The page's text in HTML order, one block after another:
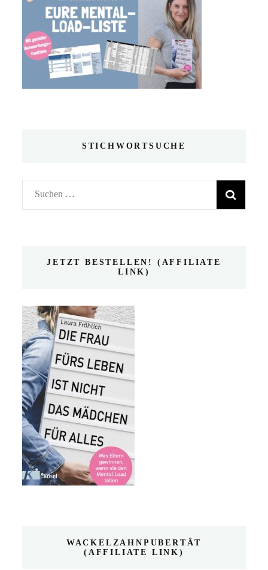
STICHWORTSUCHE
Suchen
nach:
JETZT BESTELLEN! (AFFILIATE
LINK)
WACKELZAHNPUBERTÄT
(AFFILIATE LINK)